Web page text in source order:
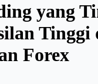
yang
Tinggi
Forex